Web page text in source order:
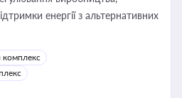
енергії з альтернативних
комплекс